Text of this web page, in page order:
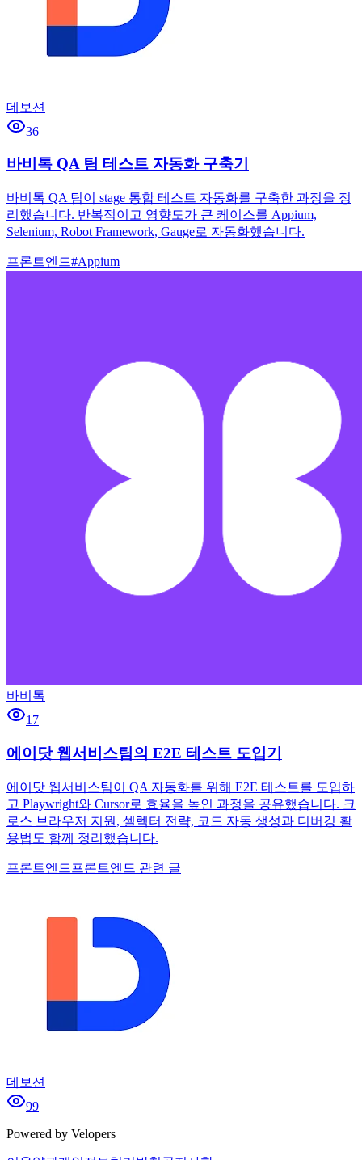
데보션
36
바비톡 QA 팀 테스트 자동화 구축기
바비톡 QA 팀이 stage 통합 테스트 자동화를 구축한 과정을 정
리했습니다. 반복적이고 영향도가 큰 케이스를 Appium,
Selenium, Robot Framework, Gauge로 자동화했습니다.
프론트엔드#Appium
바비톡
17
에이닷 웹서비스팀의 E2E 테스트 도입기
에이닷 웹서비스팀이 QA 자동화를 위해 E2E 테스트를 도입하
고 Playwright와 Cursor로 효율을 높인 과정을 공유했습니다. 크
로스 브라우저 지원, 셀렉터 전략, 코드 자동 생성과 디버깅 활
용법도 함께 정리했습니다.
프론트엔드 프론트엔드 관련 글
데보션
99
Powered by Velopers